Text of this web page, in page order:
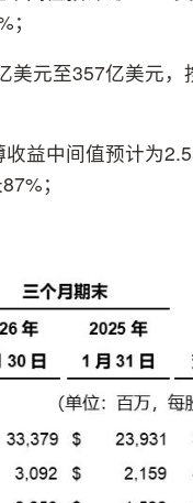
美元至357亿美元
益中间值预计为
；